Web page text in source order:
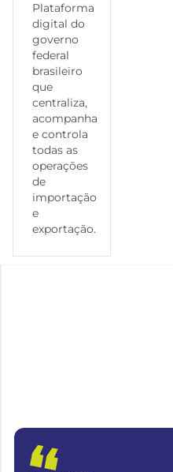
Plataforma
digital do
governo
federal
brasileiro
que
centraliza,
acompanha
e controla
todas as
operações
de
importação
e
exportação.